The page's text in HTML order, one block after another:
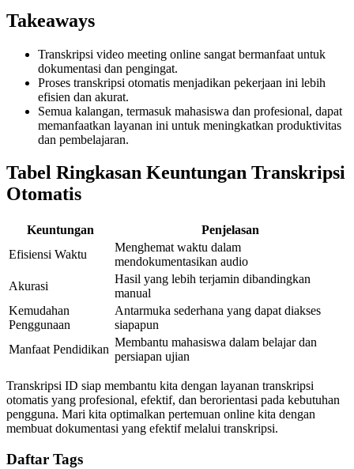
Takeaways
Transkripsi video meeting online sangat bermanfaat untuk
dokumentasi dan pengingat.
Proses transkripsi otomatis menjadikan pekerjaan ini lebih
efisien dan akurat.
Semua kalangan, termasuk mahasiswa dan profesional, dapat
memanfaatkan layanan ini untuk meningkatkan produktivitas
dan pembelajaran.
Tabel Ringkasan Keuntungan Transkripsi
Otomatis
Keuntungan
Penjelasan
Efisiensi Waktu
Menghemat waktu dalam
mendokumentasikan audio
Akurasi
Hasil yang lebih terjamin dibandingkan
manual
Kemudahan
Penggunaan
Antarmuka sederhana yang dapat diakses
siapapun
Manfaat Pendidikan
Membantu mahasiswa dalam belajar dan
persiapan ujian
Transkripsi ID siap membantu kita dengan layanan transkripsi
otomatis yang profesional, efektif, dan berorientasi pada kebutuhan
pengguna. Mari kita optimalkan pertemuan online kita dengan
membuat dokumentasi yang efektif melalui transkripsi.
Daftar Tags